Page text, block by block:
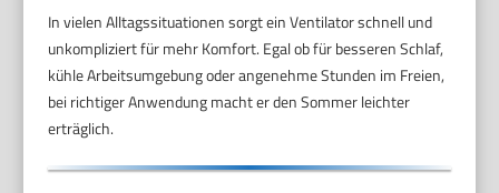
In vielen Alltagssituationen sorgt ein Ventilator schnell und
unkompliziert für mehr Komfort. Egal ob für besseren Schlaf,
kühle Arbeitsumgebung oder angenehme Stunden im Freien,
bei richtiger Anwendung macht er den Sommer leichter
erträglich.